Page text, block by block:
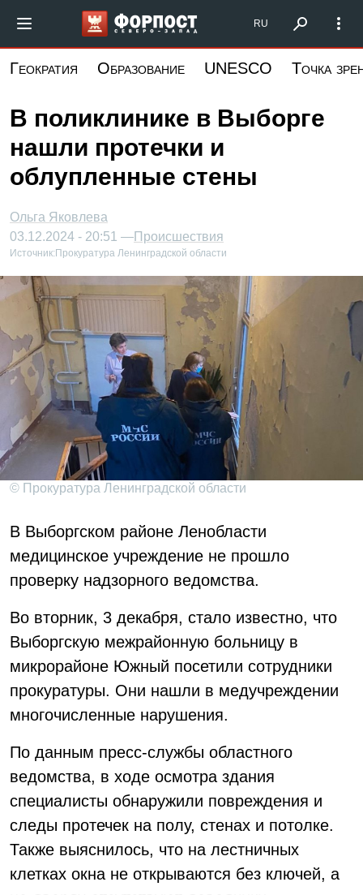
основному
Форпост Северо-Запад
RU
Геократия Образование UNESCO Точка
В поликлинике в Выборге
нашли протечки и
облупленные стены
Ольга Яковлева
03.12.2024 - 20:51 —Происшествия
Источник: Прокуратура Ленинградской области
© Прокуратура Ленинградской области
В Выборгском районе Ленобласти
медицинское учреждение не прошло
проверку надзорного ведомства.
Во вторник, 3 декабря, стало известно, что
Выборгскую межрайонную больницу в
микрорайоне Южный посетили сотрудники
прокуратуры. Они нашли в медучреждении
многочисленные нарушения.
По данным пресс-службы областного
ведомства, в ходе осмотра здания
специалисты обнаружили повреждения и
следы протечек на полу, стенах и потолке.
Также выяснилось, что на лестничных
клетках окна не открываются без ключей, а